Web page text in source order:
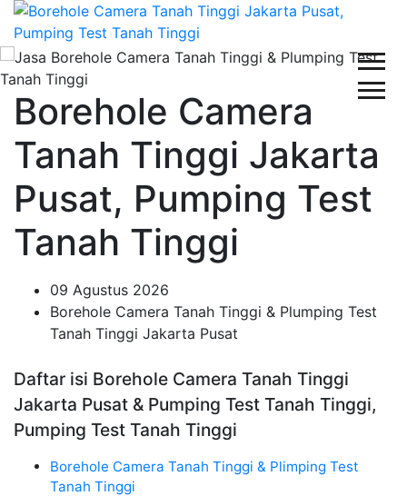
Borehole Camera
Tanah Tinggi Jakarta
Pusat, Pumping Test
Tanah Tinggi
09 Agustus 2026
Borehole Camera Tanah Tinggi & Plumping Test
Tanah Tinggi Jakarta Pusat
Daftar isi Borehole Camera Tanah Tinggi
Jakarta Pusat & Pumping Test Tanah Tinggi,
Pumping Test Tanah Tinggi
Borehole Camera Tanah Tinggi & Plimping Test
Tanah Tinggi